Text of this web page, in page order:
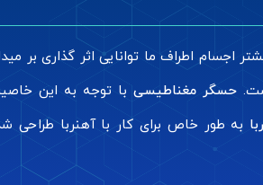
اطراف ما توانایی اثر گذاری بر
حسگر مغناطیسی با توجه به این
به طور خاص برای کار با آهنربا طراحی